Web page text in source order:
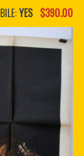
YES $390.00